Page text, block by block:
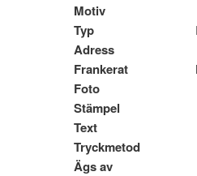
Motiv
Typ
Adress
Frankerat
Foto
Stämpel
Text
Tryckmetod
Ägs av